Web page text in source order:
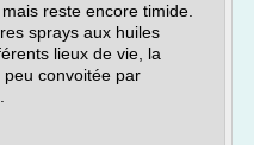
reste encore timide.
sprays aux huiles
lieux de vie, la
convoitée par